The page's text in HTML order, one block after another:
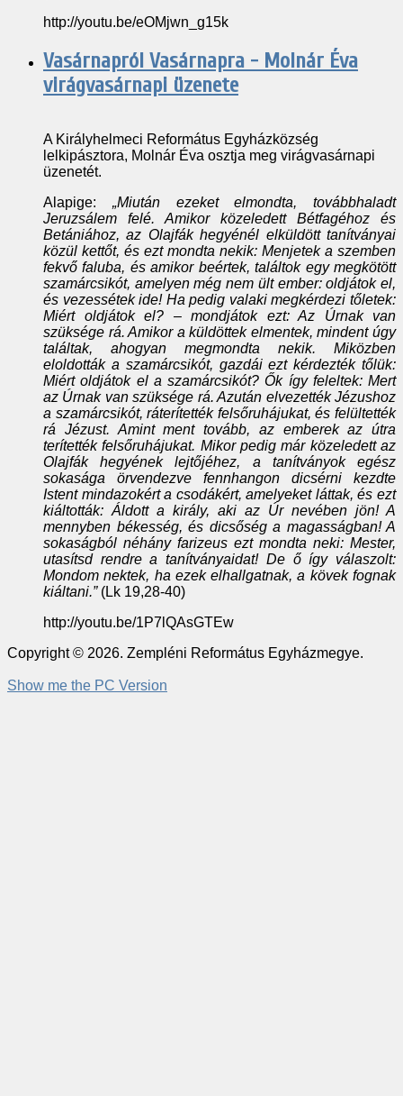
http://youtu.be/eOMjwn_g15k
Vasárnapról Vasárnapra - Molnár Éva
virágvasárnapi üzenete
A Királyhelmeci Református Egyházközség
lelkipásztora, Molnár Éva osztja meg virágvasárnapi
üzenetét.
Alapige: „Miután ezeket elmondta, továbbhaladt
Jeruzsálem felé. Amikor közeledett Bétfagéhoz és
Betániához, az Olajfák hegyénél elküldött tanítványai
közül kettőt, és ezt mondta nekik: Menjetek a szemben
fekvő faluba, és amikor beértek, találtok egy megkötött
szamárcsikót, amelyen még nem ült ember: oldjátok el,
és vezessétek ide! Ha pedig valaki megkérdezi tőletek:
Miért oldjátok el? – mondjátok ezt: Az Úrnak van
szüksége rá. Amikor a küldöttek elmentek, mindent úgy
találtak, ahogyan megmondta nekik. Miközben
eloldották a szamárcsikót, gazdái ezt kérdezték tőlük:
Miért oldjátok el a szamárcsikót? Ők így feleltek: Mert
az Úrnak van szüksége rá. Azután elvezették Jézushoz
a szamárcsikót, ráterítették felsőruhájukat, és felültették
rá Jézust. Amint ment tovább, az emberek az útra
terítették felsőruhájukat. Mikor pedig már közeledett az
Olajfák hegyének lejtőjéhez, a tanítványok egész
sokasága örvendezve fennhangon dicsérni kezdte
Istent mindazokért a csodákért, amelyeket láttak, és ezt
kiáltották: Áldott a király, aki az Úr nevében jön! A
mennyben békesség, és dicsőség a magasságban! A
sokaságból néhány farizeus ezt mondta neki: Mester,
utasítsd rendre a tanítványaidat! De ő így válaszolt:
Mondom nektek, ha ezek elhallgatnak, a kövek fognak
kiáltani.”(Lk 19,28-40)
http://youtu.be/1P7lQAsGTEw
Copyright © 2026. Zempléni Református Egyházmegye.
Show me the PC Version